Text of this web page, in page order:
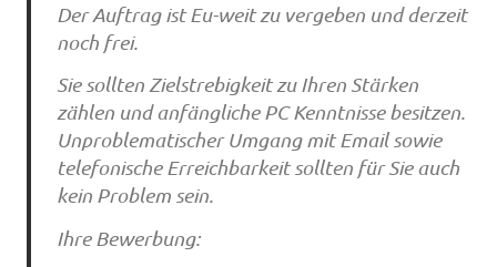
Der Auftrag ist Eu-weit zu vergeben und derzeit
noch frei.
Sie sollten Zielstrebigkeit zu Ihren Stärken
zählen und anfängliche PC Kenntnisse besitzen.
Unproblematischer Umgang mit Email sowie
telefonische Erreichbarkeit sollten für Sie auch
kein Problem sein.
Ihre Bewerbung: